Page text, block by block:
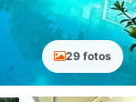
29 fotos